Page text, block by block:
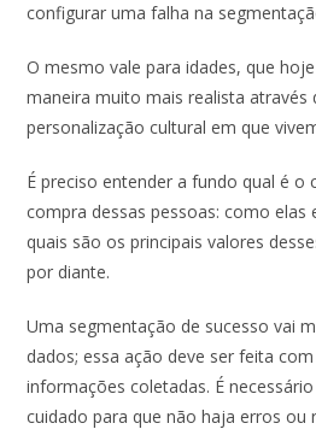
configurar uma falha na
O mesmo vale para idades, que
maneira muito mais realista através
personalização cultural em que
É preciso entender a fundo qual é
compra dessas pessoas: como elas
quais são os principais valores
por diante.
Uma segmentação de sucesso vai
dados; essa ação deve ser feita
informações coletadas. É
cuidado para que não haja erros ou